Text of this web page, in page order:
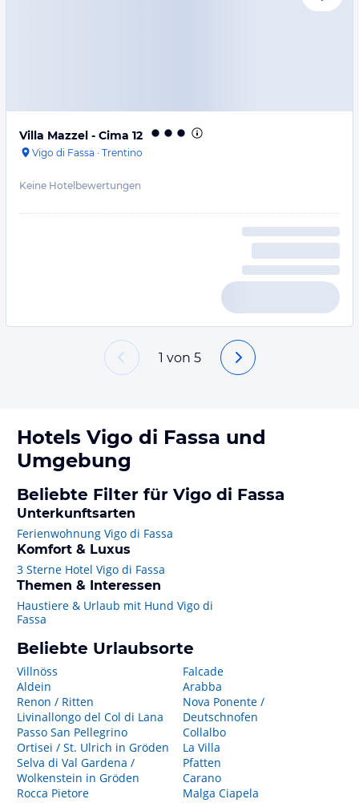
Villa Mazzel - Cima 12
Vigo di Fassa · Trentino
Keine Hotelbewertungen
1 von 5
Hotels Vigo di Fassa und
Umgebung
Beliebte Filter für Vigo di Fassa
Unterkunftsarten
Ferienwohnung Vigo di Fassa
Komfort & Luxus
3 Sterne Hotel Vigo di Fassa
Themen & Interessen
Haustiere & Urlaub mit Hund Vigo di
Fassa
Beliebte Urlaubsorte
Villnöss
Aldein
Renon / Ritten
Livinallongo del Col di Lana
Passo San Pellegrino
Ortisei / St. Ulrich in Gröden
Selva di Val Gardena /
Wolkenstein in Gröden
Rocca Pietore
Falcade
Arabba
Nova Ponente /
Deutschnofen
Collalbo
La Villa
Pfatten
Carano
Malga Ciapela